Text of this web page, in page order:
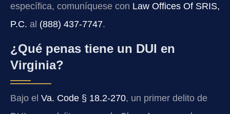
específica, comuníquese con Law Offices Of SRIS,
P.C. al (888) 437-7747.
¿Qué penas tiene un DUI en
Virginia?
Bajo el Va. Code § 18.2-270, un primer delito de